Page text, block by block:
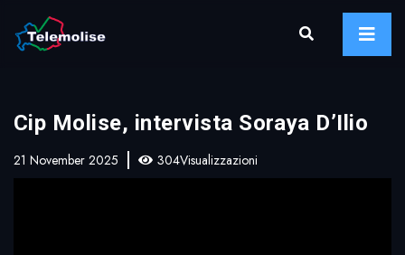
Cip Molise, intervista Soraya D’Ilio
21 November 2025 304Visualizzazioni